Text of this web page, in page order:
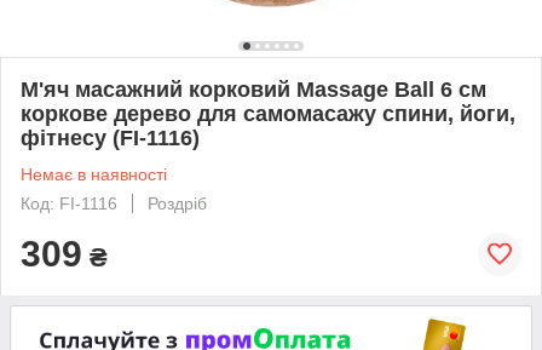
М'яч масажний корковий Massage Ball 6 см
коркове дерево для самомасажу спини, йоги,
фітнесу (FI-1116)
Немає в наявності
Код: FI-1116
Роздріб
309 ₴